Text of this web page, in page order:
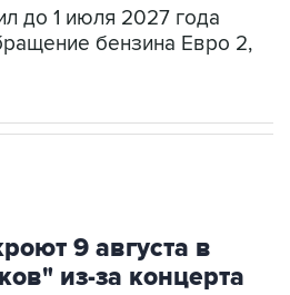
9 августа в
из-за концерта